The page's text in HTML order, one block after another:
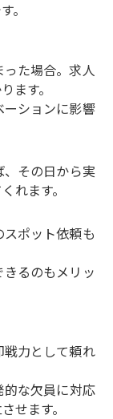
。
た場合。求人
ます。
ションに影響
その日から実
れます。
ポット依頼も
るのもメリッ
力として頼れ
な欠員に対応
せます。